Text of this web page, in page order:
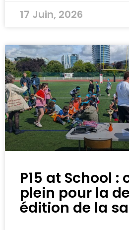
17 Juin, 2026
P15 at School :
plein pour la
édition de la